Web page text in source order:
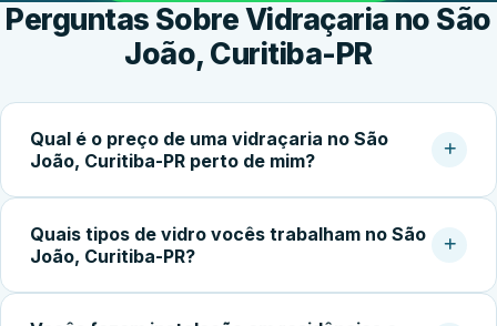
Perguntas Sobre Vidraçaria no São
João, Curitiba-PR
Qual é o preço de uma vidraçaria no São
João, Curitiba-PR perto de mim?
dimensões, espessura, acessórios e complexidade da
instalação. Box simples partem de cerca de R$400,00;
portas e fachadas podem ultrapassar R$2.500,00.
Quais tipos de vidro vocês trabalham no São
João, Curitiba-PR?